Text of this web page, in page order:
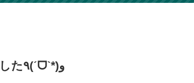
夏の親睦会は焼肉でした٩(ˊᗜˋ*)و